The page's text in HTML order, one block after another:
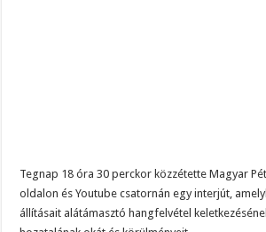
Tegnap 18 óra 30 perckor közzétette Magyar
oldalon és Youtube csatornán egy interjút,
állításait alátámasztó hangfelvétel